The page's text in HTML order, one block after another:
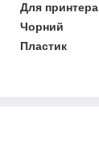
Для принтера
Чорний
Пластик